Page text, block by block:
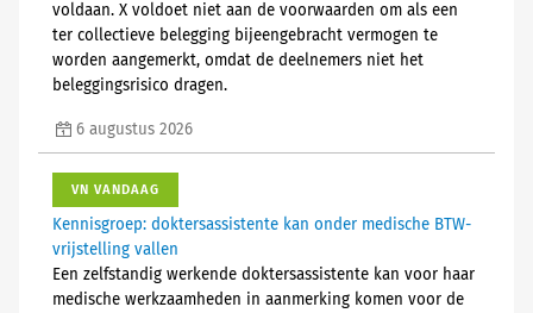
voldaan. X voldoet niet aan de voorwaarden om als een
ter collectieve belegging bijeengebracht vermogen te
worden aangemerkt, omdat de deelnemers niet het
beleggingsrisico dragen.
6 augustus 2026
VN VANDAAG
Kennisgroep: doktersassistente kan onder medische BTW-
vrijstelling vallen
Een zelfstandig werkende doktersassistente kan voor haar
medische werkzaamheden in aanmerking komen voor de